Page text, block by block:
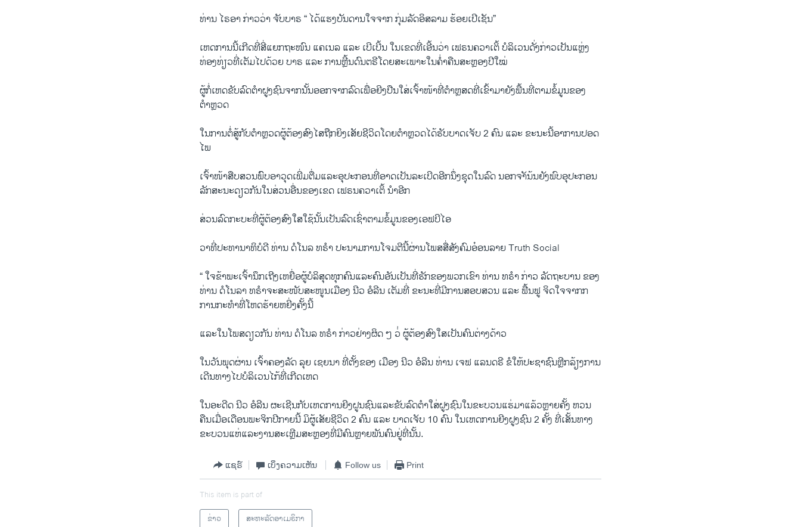
ທ່ານ ໄຣອາ ກ່າວວ່າ ຈັບບາຣ “ ໄດ້ແຮງບັນດານໃຈຈາກ ກຸ່ມລັດອິສລາມ ຮ້ອຍເປີເຊັນ”
ເຫດການນີ້ເກີດທີ່ສີ່ແຍກຖະໜົນ ແຄເນລ ແລະ ເບີເບີ້ນ ໃນເຂດທີ່ເອີ້ນວ່າ ເຟຣນຄວາເຕິ້ ບໍລິເວນດັ່ງກ່າວເປັນແຫຼ່ງ
ທ່ອງທ່ຽວທີ່ເຕັມໄປດ້ວຍ ບາຣ ແລະ ການຫຼີ້ນດົນຕຣີໂດຍສະເພາະໃນຄໍ່າຄືນສະຫຼອງປີໃໝ່
ຜູ້ກໍ່ເຫດຂັບລົດຕໍາຝູງຊົນຈາກນັ້ນອອກຈາກລົດເພື່ອຍີງປືນໃສ່ເຈົ້າໜ້າທີ່ຕໍາຫຼສດທີ່ເຂົ້າມາຍັງພື້ນທີ່ຕາມຂໍ້ມູນຂອງ
ຕຳຫຼວດ
ໃນການຕໍ່ສູ້ກັບຕຳຫຼວດຜູ້ຕ້ອງສົງໄສຖືກຍິງເສັຍຊີວິດໂດຍຕໍາຫຼວດໄດ້ຮັບບາດເຈັບ 2 ຄົນ ແລະ ຂະນະນີ້ອາການປອດ
ໄພ
ເຈົ້າໜ້າສືບສວນພົົບອາວຸດເພີ່ມຕື່ມແລະອຸປະກອນທີ່ອາດເປັນລະເບີດອີກນຶ່ງຊຸດໃນລົດ ນອກຈາັນ້ນຍັງພົບອຸປະກອນ
ລັກສະນະດຽວກັນໃນສ່ວນອື່ນຂອງເຂດ ເຟຣນຄວາເຕິ້ ນໍາອີກ
ສ່ວນລົດກະບະທີ່ຜູ້ຕ້ອງສົງໃສໃຊ້ນັ້ນເປັນລົດເຊົ່າຕາມຂໍ້ມູນຂອງເອຟບີໄອ
ວາທີ່ປະທານາທິບໍດີ ທ່ານ ດໍໂນລ ທຣໍາ ປະນາມການໂຈມຕີນີ້ຜ່ານໂພສສື່ສັງຄົມອ໋ອນລາຍ Truth Social
“ ໃຈຂ້າພະເຈົ້ານຶກເຖີງເຫຍື່ອຜູ້ບໍລິສຸດທຸກຄົນແລະຄົນອັນເປັນທີ່ຮັກຂອງພວກເຂົາ ທ່ານ ທຣໍາ ກ່າວ ລັດຖະບານ ຂອງ
ທ່ານ ດໍໂນລາ ທຣໍາຈະສະໜັບສະໜູນເມືອງ ນີວ ອໍລີນ ເຕັມທີ່ ຂະນະທີ່ມີການສອບສວນ ແລະ ຟື້ນຟູ ຈິດໃຈຈາກກ
ການກະທຳທີ່ໂຫດຮ້າຍຫຍີ່ງຄັ້ງນີ້
ແລະໃນໂພສດຽວກັນ ທ່ານ ດໍໂນລ ທຣໍາ ກ່າວຢ່າງຜິດ ໆ ວ່່ ຜູ້ຕ້ອງສົງໃສເປັນຄົນຕ່າງດ້າວ
ໃນວັນພຸດຜ່ານ ເຈົ້າຄອງລັດ ລຸຍ ເຊຍນາ ທີ່ຕັ້ງຂອງ ເມືອງ ນີວ ອໍລີນ ທ່ານ ເຈຟ ແລນດຣີ ຂໍໃຫ້ປະຊາຊົນຫຼີກລ້ຽງການ
ເດີນທາງໄປບໍລິເວນໄກ້ທີ່ເກີດເຫດ
ໃນອະດີດ ນີວ ອໍລີນ ຜະເຊີນກັບເຫດການຍີງຝູນຊົນແລະຂັບລົດຕໍາໃສ່ຝູງຊົນໃນຂະບວນແຮ່ມາແລ້ວຫຼາຍຄັ້ງ ຫວນ
ຄືນເມື່ອເດືອນພະຈິກປີກາຍນີ້ ມິຜູ້ເສັຍຊີວິດ 2 ຄົນ ແລະ ບາດເຈັບ 10 ຄົນ ໃນເຫດການຍີງຝູງຊົນ 2 ຄັ້ງ ທີ່ເສັ້ນທາງ
ຂະບວນແຫ່ແລະງານສະເຫຼີມສະຫຼອງທີ່ມີຄົນຫຼາຍພັນຄົນຢູ່ທີ່ນັ້ນ.
ແຊຣ໌ ເບິ່ງຄວາມເຫັນ Follow us Print
This item is part of
ຂ່າວ
ສະຫະລັດອາເມຣິກາ